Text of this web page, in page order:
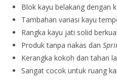
Blok kayu belakang dengan
Tambahan variasi kayu
Rangka kayu jati solid
Produk tanpa nakas dan
Kerangka kokoh dan tahan
Sangat cocok untuk ruang